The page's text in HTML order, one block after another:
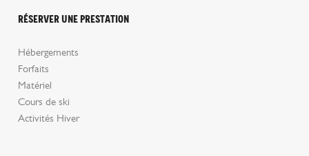
Réserver une prestation
Hébergements
Forfaits
Matériel
Cours de ski
Activités Hiver